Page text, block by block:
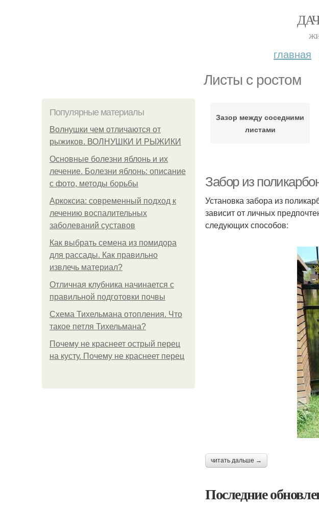
главная
Листы с ростом
Популярные материалы
Волнушки чем отличаются от
рыжиков. ВОЛНУШКИ И РЫЖИКИ
Основные болезни яблонь и их
лечение. Болезни яблонь: описание
с фото, методы борьбы
Аркоксиа: современный подход к
лечению воспалительных
заболеваний суставов
Как выбрать семена из помидора
для рассады. Как правильно
извлечь материал?
Отличная клубника начинается с
правильной подготовки почвы
Схема Тихельмана отопления. Что
такое петля Тихельмана?
Почему не краснеет острый перец
на кусту. Почему не краснеет перец
Зазор между соседними
листами
Забор из
Установка забора из
зависит от личных
следующих способов:
читать дальше →
Последние